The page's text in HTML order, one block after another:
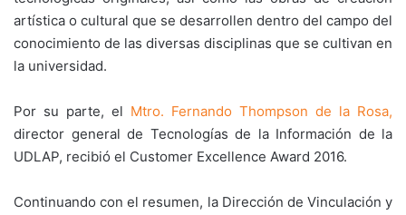
artística o cultural que se desarrollen dentro del campo del
conocimiento de las diversas disciplinas que se cultivan en
la universidad.
Por su parte, el Mtro. Fernando Thompson de la Rosa,
director general de Tecnologías de la Información de la
UDLAP, recibió el Customer Excellence Award 2016.
Continuando con el resumen, la Dirección de Vinculación y